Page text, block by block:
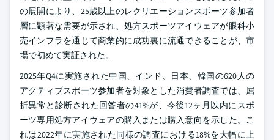
の展開により、25歳以上のレクリエーションスポーツ参加者
層に顕著な需要が示され、処方スポーツアイウェアが眼科小
売インフラを通じて商業的に成功裏に流通できることが、市
場で初めて実証された。
2025年Q4に実施された中国、インド、日本、韓国の620人の
アクティブスポーツ参加者を対象とした消費者調査では、屈
折異常と診断された回答者の41%が、今後12ヶ月以内にスポ
ーツ専用処方アイウェアの購入または購入意向を示した。こ
れは2022年に実施された同様の調査における18%を大幅に上